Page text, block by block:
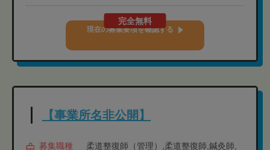
完全無料
現在の募集要項を確認する
【事業所名非公開】
募集職種 柔道整復師（管理）,柔道整復師,鍼灸師,